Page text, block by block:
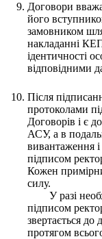
Договори
його
замовником
накладанні
ідентичності
відповідними
Після
протоколами
Договорів і є
АСУ, а в
вивантаження
підписом
Кожен
силу.
У разі
підписом
звертається до
протягом